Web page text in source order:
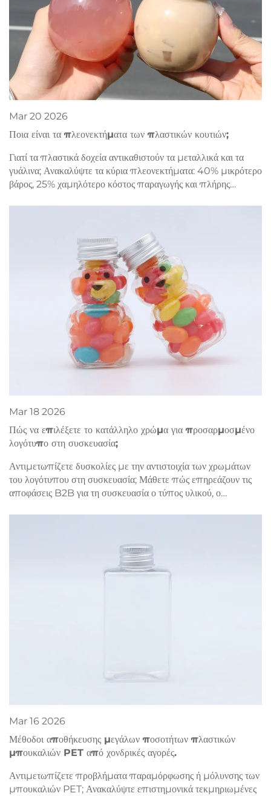
Mar 20 2026
Ποια είναι τα πλεονεκτήματα των πλαστικών κουτιών;
Γιατί τα πλαστικά δοχεία αντικαθιστούν τα μεταλλικά και τα
γυάλινα; Ανακαλύψτε τα κύρια πλεονεκτήματα: 40% μικρότερο
βάρος, 25% χαμηλότερο κόστος παραγωγής και πλήρης
Mar 18 2026
Πώς να επιλέξετε το κατάλληλο χρώμα για προσαρμοσμένο
λογότυπο στη συσκευασία;
Αντιμετωπίζετε δυσκολίες με την αντιστοιχία των χρωμάτων
του λογότυπου στη συσκευασία; Μάθετε πώς επηρεάζουν τις
αποφάσεις B2B για τη συσκευασία ο τύπος υλικού, ο
Mar 16 2026
Μέθοδοι αποθήκευσης μεγάλων ποσοτήτων πλαστικών
μπουκαλιών PET από χονδρικές αγορές.
Αντιμετωπίζετε προβλήματα παραμόρφωσης ή μόλυνσης των
μπουκαλιών PET; Ανακαλύψτε επιστημονικά τεκμηριωμένες